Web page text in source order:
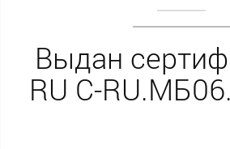
Выдан
RU С-